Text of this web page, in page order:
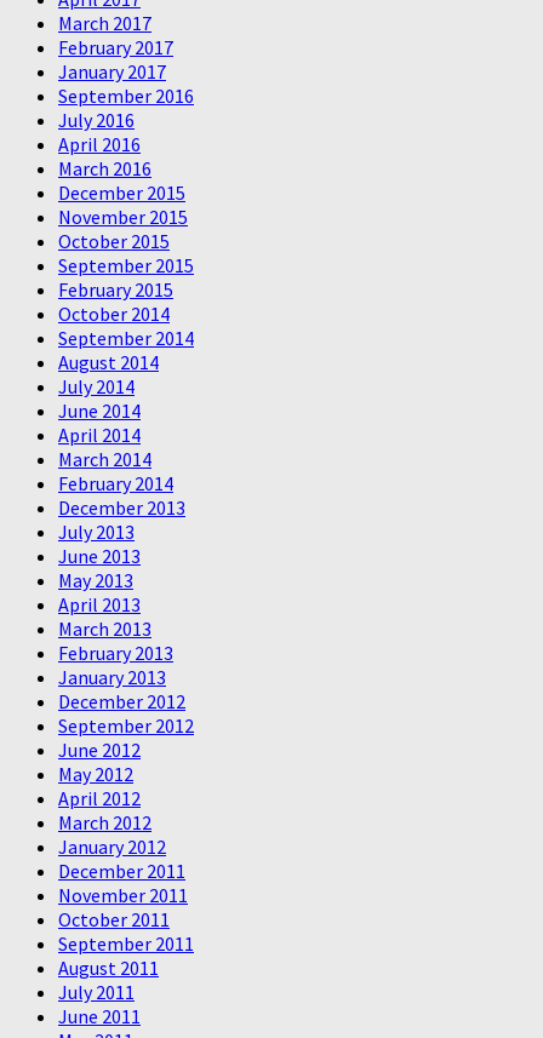
March 2017
February 2017
January 2017
September 2016
July 2016
April 2016
March 2016
December 2015
November 2015
October 2015
September 2015
February 2015
October 2014
September 2014
August 2014
July 2014
June 2014
April 2014
March 2014
February 2014
December 2013
July 2013
June 2013
May 2013
April 2013
March 2013
February 2013
January 2013
December 2012
September 2012
June 2012
May 2012
April 2012
March 2012
January 2012
December 2011
November 2011
October 2011
September 2011
August 2011
July 2011
June 2011